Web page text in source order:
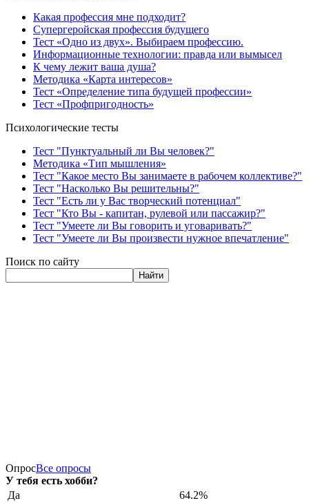
Какая профессия мне подходит?
Супергеройская профессия будущего
Тест «Одно из двух». Выбираем профессию.
Информационные технологии: правда или вымысел
К чему лежит ваша душа?
Методика «Карта интересов»
Тест «Определение типа будущей профессии»
Тест «Профпригодность»
Психологические тесты
Тест "Пунктуальный ли Вы человек?"
Методика «Тип мышления»
Тест "Какое место Вы занимаете в рабочем коллективе?"
Тест "Насколько Вы решительны?"
Тест "Есть ли у Вас творческий потенциал"
Тест "Кто Вы - капитан, рулевой или пассажир?"
Тест "Умеете ли Вы говорить и уговаривать?"
Тест "Умеете ли Вы произвести нужное впечатление"
Поиск по сайту
Найти
ОпросВсе опросы
У тебя есть хобби?
Да
64.2%